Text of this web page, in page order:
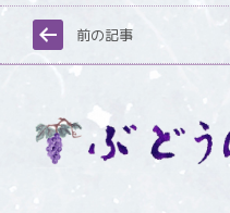
前の記事